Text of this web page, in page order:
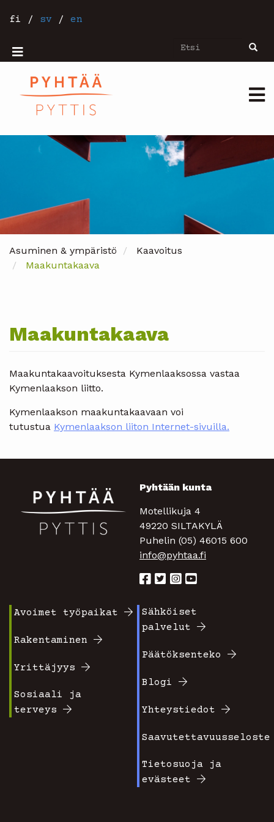
pääsisältöön
fi / sv / en
Etsi Etsi
Mobiilivalikko
Asuminen & ympäristö
Kaavoitus
Maakuntakaava
Maakuntakaava
Maakuntakaavoituksesta Kymenlaaksossa vastaa
Kymenlaakson liitto.
Kymenlaakson maakuntakaavaan voi
tutustua Kymenlaakson liiton Internet-sivuilla.
Pyhtään kunta
Motellikuja 4
49220 SILTAKYLÄ
Puhelin (05) 46015 600
info@pyhtaa.fi
valikko
1
Avoimet työpaikat
Rakentaminen
Yrittäjyys
Sosiaali ja
terveys
Footer
2
Sähköiset
palvelut
Päätöksenteko
Blogi
Yhteystiedot
Saavutettavuusseloste
Tietosuoja ja
evästeet